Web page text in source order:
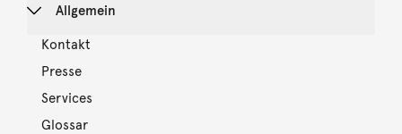
Allgemein
Kontakt
Presse
Services
Glossar